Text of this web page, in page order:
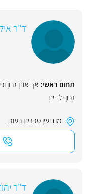
ד"ר
תחום ראשי: אף אוזן גרון
גרון ילדים
מודיעין מכבים רעות
ד"ר